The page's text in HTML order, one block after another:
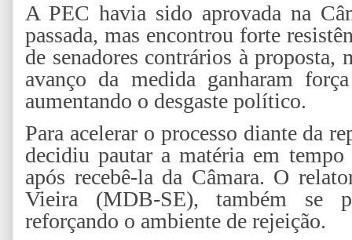
A PEC havia sido aprovada na
passada, mas encontrou forte
de senadores contrários à proposta,
avanço da medida ganharam
aumentando o desgaste político.
Para acelerar o processo diante da
decidiu pautar a matéria em
após recebê-la da Câmara. O
Vieira (MDB-SE), também se
reforçando o ambiente de rejeição.